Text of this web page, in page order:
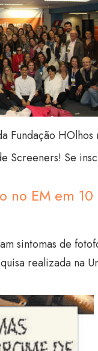
Fundação
Screeners! Se
no EM em
sintomas de
realizada na